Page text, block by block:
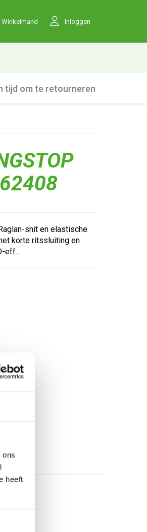
ons
heeft
Winkelmand Inloggen
tijd om te retourneren
snit en elastische
korte ritssluiting en
eff...